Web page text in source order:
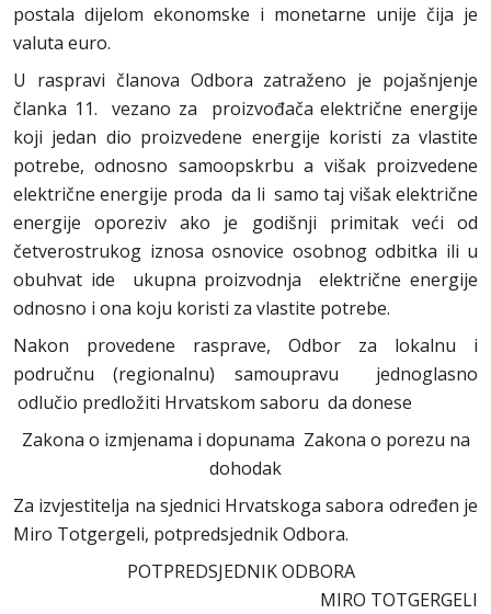
postala dijelom ekonomske i monetarne unije čija je
valuta euro.
U raspravi članova Odbora zatraženo je pojašnjenje
članka 11. vezano za proizvođača električne energije
koji jedan dio proizvedene energije koristi za vlastite
potrebe, odnosno samoopskrbu a višak proizvedene
električne energije proda da li samo taj višak električne
energije oporeziv ako je godišnji primitak veći od
četverostrukog iznosa osnovice osobnog odbitka ili u
obuhvat ide ukupna proizvodnja električne energije
odnosno i ona koju koristi za vlastite potrebe.
Nakon provedene rasprave, Odbor za lokalnu i
područnu (regionalnu) samoupravu jednoglasno
odlučio predložiti Hrvatskom saboru da donese
Zakona o izmjenama i dopunama Zakona o porezu na
dohodak
Za izvjestitelja na sjednici Hrvatskoga sabora određen je
Miro Totgergeli, potpredsjednik Odbora.
POTPREDSJEDNIK ODBORA
MIRO TOTGERGELI